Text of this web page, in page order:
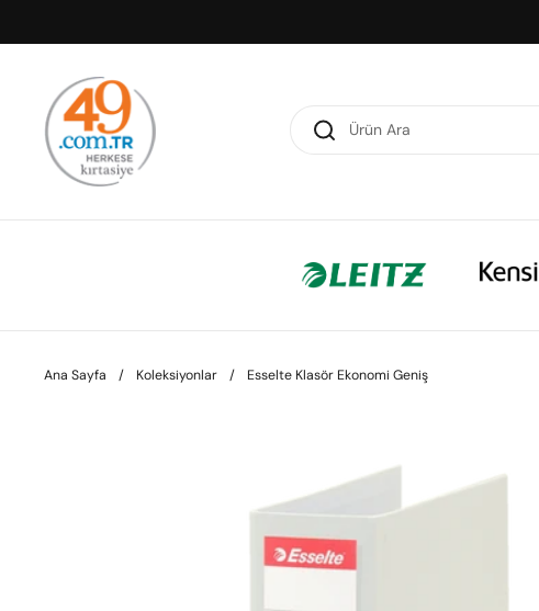
Ana Sayfa / Koleksiyonlar / Esselte Klasör Ekonomi Geniş